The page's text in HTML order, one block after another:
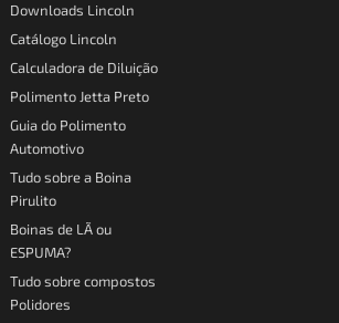
Downloads Lincoln
Catálogo Lincoln
Calculadora de Diluição
Polimento Jetta Preto
Guia do Polimento
Automotivo
Tudo sobre a Boina
Pirulito
Boinas de LÃ ou
ESPUMA?
Tudo sobre compostos
Polidores